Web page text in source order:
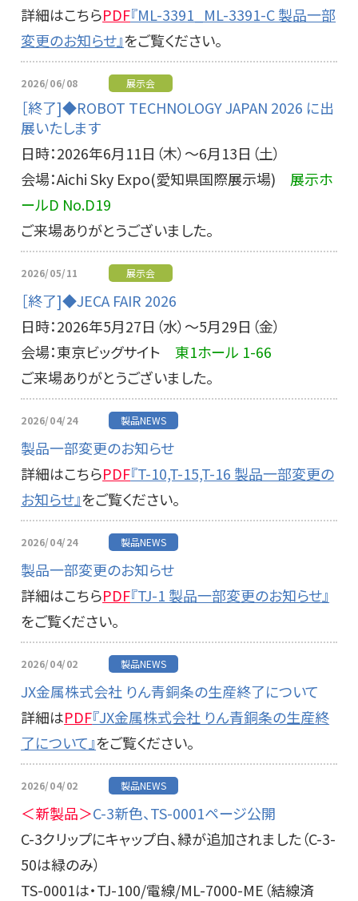
詳細はこちらPDF『ML-3391_ML-3391-C 製品一部
変更のお知らせ』をご覧ください。
2026/06/08 展示会
［終了]◆ROBOT TECHNOLOGY JAPAN 2026 に出
展いたします
日時：2026年6月11日（木）～6月13日（土）
会場：Aichi Sky Expo(愛知県国際展示場) 展示ホ
ールD No.D19
ご来場ありがとうございました。
2026/05/11 展示会
［終了]◆JECA FAIR 2026
日時：2026年5月27日（水）～5月29日（金）
会場：東京ビッグサイト 東1ホール 1-66
ご来場ありがとうございました。
2026/04/24 製品NEWS
製品一部変更のお知らせ
詳細はこちらPDF『T-10,T-15,T-16 製品一部変更の
お知らせ』をご覧ください。
2026/04/24 製品NEWS
製品一部変更のお知らせ
詳細はこちらPDF『TJ-1 製品一部変更のお知らせ』
をご覧ください。
2026/04/02 製品NEWS
JX金属株式会社 りん青銅条の生産終了について
詳細はPDF『JX金属株式会社 りん青銅条の生産終
了について』をご覧ください。
2026/04/02 製品NEWS
＜新製品＞C-3新色、TS-0001ページ公開
C-3クリップにキャップ白、緑が追加されました（C-3-
50は緑のみ）
TS-0001は・TJ-100/電線/ML-7000-ME（結線済